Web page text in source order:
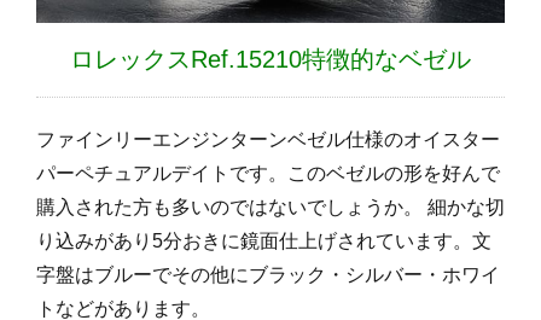
ロレックスRef.15210特徴的なベゼル
ファインリーエンジンターンベゼル仕様のオイスター
パーペチュアルデイトです。このベゼルの形を好んで
購入された方も多いのではないでしょうか。 細かな切
り込みがあり5分おきに鏡面仕上げされています。文
字盤はブルーでその他にブラック・シルバー・ホワイ
トなどがあります。